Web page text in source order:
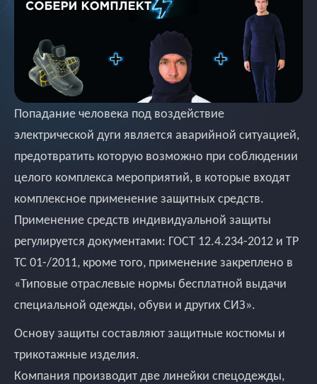
Попадание человека под воздействие
электрической дуги является аварийной ситуацией,
предотвратить которую возможно при соблюдении
целого комплекса мероприятий, в которые входят
комплексное применение защитных средств.
Применение средств индивидуальной защиты
регулируется документами: ГОСТ 12.4.234-2012 и ТР
ТС 01-/2011, кроме того, применение закреплено в
«Типовые отраслевые нормы бесплатной выдачи
специальной одежды, обуви и других СИЗ».
Основу защиты составляют защитные костюмы и
трикотажные изделия.
Компания производит две линейки спецодежды,